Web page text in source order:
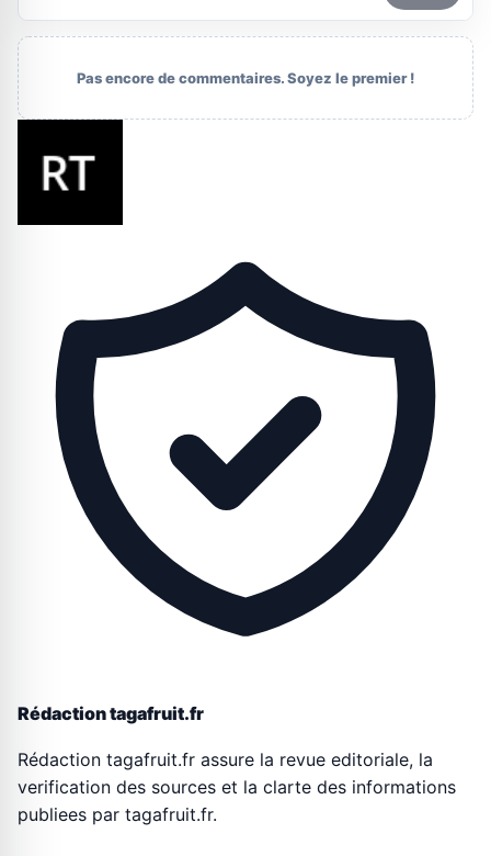
Pas encore de commentaires. Soyez le premier !
Rédaction tagafruit.fr
Rédaction tagafruit.fr assure la revue editoriale, la
verification des sources et la clarte des informations
publiees par tagafruit.fr.